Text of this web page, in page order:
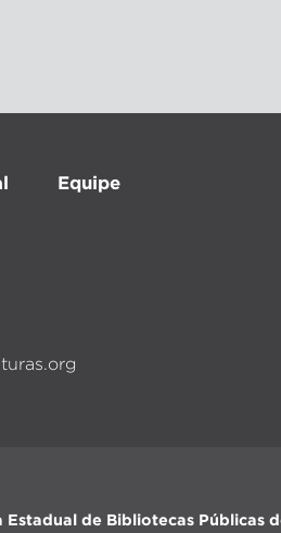
Equipe
Estadual de Bibliotecas Públicas